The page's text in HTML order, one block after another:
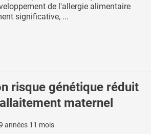
de l'allergie alimentaire
significative, ...
risque génétique réduit
maternel
années 11 mois